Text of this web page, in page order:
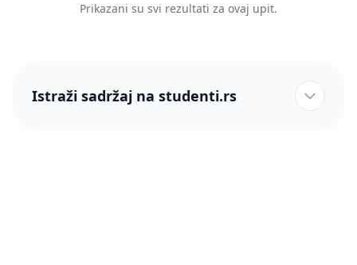
Prikazani su svi rezultati za ovaj upit.
Istraži sadržaj na studenti.rs